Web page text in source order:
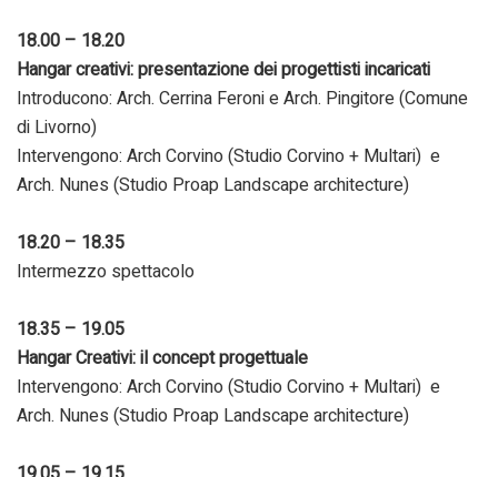
18.00 – 18.20
Hangar creativi: presentazione dei progettisti incaricati
Introducono: Arch. Cerrina Feroni e Arch. Pingitore (Comune
di Livorno)
Intervengono: Arch Corvino (Studio Corvino + Multari) e
Arch. Nunes (Studio Proap Landscape architecture)
18.20 – 18.35
Intermezzo spettacolo
18.35 – 19.05
Hangar Creativi: il concept progettuale
Intervengono: Arch Corvino (Studio Corvino + Multari) e
Arch. Nunes (Studio Proap Landscape architecture)